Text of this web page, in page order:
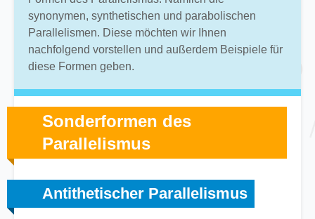
synonymen, synthetischen und parabolischen
Parallelismen. Diese möchten wir Ihnen
nachfolgend vorstellen und außerdem Beispiele für
diese Formen geben.
Sonderformen des
Parallelismus
Antithetischer Parallelismus